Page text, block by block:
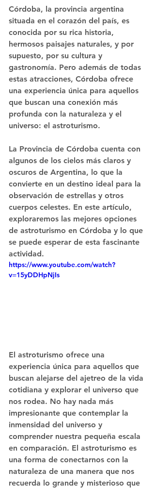
Córdoba, la provincia argentina
situada en el corazón del país, es
conocida por su rica historia,
hermosos paisajes naturales, y por
supuesto, por su cultura y
gastronomía. Pero además de todas
estas atracciones, Córdoba ofrece
una experiencia única para aquellos
que buscan una conexión más
profunda con la naturaleza y el
universo: el astroturismo.
La Provincia de Córdoba cuenta con
algunos de los cielos más claros y
oscuros de Argentina, lo que la
convierte en un destino ideal para la
observación de estrellas y otros
cuerpos celestes. En este artículo,
exploraremos las mejores opciones
de astroturismo en Córdoba y lo que
se puede esperar de esta fascinante
actividad.
https://www.youtube.com/watch?
v=15yDDHpNjIs
El astroturismo ofrece una
experiencia única para aquellos que
buscan alejarse del ajetreo de la vida
cotidiana y explorar el universo que
nos rodea. No hay nada más
impresionante que contemplar la
inmensidad del universo y
comprender nuestra pequeña escala
en comparación. El astroturismo es
una forma de conectarnos con la
naturaleza de una manera que nos
recuerda lo grande y misterioso que